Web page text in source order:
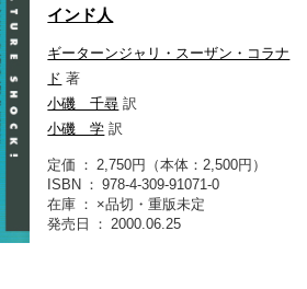
インド人
ギーターンジャリ・スーザン・コラナ
ド 著
小磯 千尋 訳
小磯 学 訳
定価
2,750円（本体：2,500円）
ISBN
978-4-309-91071-0
在庫
×品切・重版未定
発売日
2000.06.25